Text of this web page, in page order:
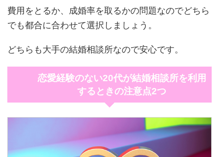
費用をとるか、成婚率を取るかの問題なのでどちら
でも都合に合わせて選択しましょう。
どちらも大手の結婚相談所なので安心です。
恋愛経験のない20代が結婚相談所を利用
するときの注意点2つ